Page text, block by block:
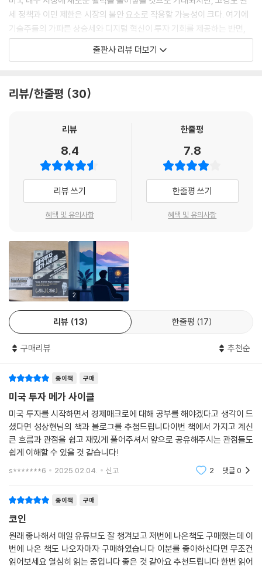
2. 스테이블코인을 믿어도 될까?
3. 스테이블코인의 세 가지 종류
4. 스테이블코인이 각광받는 이유
5. 투기에서 실용으로, 거래량이 폭발하다
6. 미국의 승부수: 스테이블코인의 제도권 편입
8. 월가와 실리콘밸리도 가세하다
11. 스테이블코인을 사면 미국 국채에 투자하는 것?
12. 미국 국채 시장의 새로운 조력자
2장. 디지털 달러의 확산, 금융이 바뀐다
1. 예금의 이동, 은행의 위기인가?
2. 24시간 인터넷 속도로 돈을 보낸다
3. 국경을 넘어 퍼지는 새로운 화폐 습관
5. 누구나 누리는 디지털 달러
6. 해외 노동자의 새로운 송금 수단
7. 기회와 위험이 공존하는 신흥국의 딜레마
8. 국경 없이 실시간으로 주고받는 글로벌 머니
9. 손안의 은행 vs 손안의 달러
10. 결제의 미래: 공존인가 대체인가
11. 스테이블코인에 안전하게 투자하는 법
1. 디지털 달러 패권을 위한 미국의 전략
3. 중앙은행 디지털 화폐 vs 스테이블코인
4. 달러 패권은 무너질 것인가?
5. 누가 미래 화폐의 주도권을 쥘 것인가?
6. 새로운 금융 시장의 탄생
7. 디지털 머니 시대, 누가 수익을 얻는가?
8. 국채부터 부동산까지, 전통 자산의 토큰화
10. 변하지 않는 화폐의 본질
11. 디지털 금, 비트코인의 역할과 한계
12. 스테이블코인의 다섯 가지 가능성
13. 디지털 금융망의 핵심이 된 이더리움
14. 미래 금융의 세 축, 비트코인·스테이블코인·이더리움
세 정책과 이민 제한은 시장의 불안 요소로 작용할 가능성이 크다. 여기에
기술주들의 가파른 상승세와 디지털 혁신이 투자 기회를 제공하는 반면,
자산시장의 거품 우려도 점점 커지고 있다. 이렇게 기회와 위험이 공존하
는 시장에서 투자자들은 어떤 선택을 해야 할까?
와 투자에 대한 명쾌한 인사이트를 제시하여 개인 투자자들의 멘토로 새롭
전략서이다. 저자는 역사적 관점과 다양한 경제 지표를 통해 미국 경제의
업 육성 정책이 투자 시장에 미칠 영향을 전망한다. 이 책을 통해 거시경제
의 흐름을 읽는 통찰력을 키우고, 변동성이 지배하는 시대를 헤쳐 나갈 구
체적인 투자 전략을 수립할 수 있을 것이다.
“미국 증시, 상승의 문인가 조정의 길인가?”
금리-물가-성장의 순환 속 부의 기회를 선점하라!
“미국은 왜 적자 재정을 지속할까?” “금리 인상에도 성장세를 이어가는
이유는?” “장단기 금리 역전은 경기침체의 신호일까?” “6조 5천억 달러
의 MMF 잔고는 어디로 향할까?” 이 책은 투자자라면 반드시 궁금할 핵심
질문들에 대한 명료한 해답을 제시한다. 고금리와 고물가 시대, 미국 정부
는 리쇼어링과 AI 혁명으로 새로운 성장 동력을 창출하고 있다. 여기에 M
속에서 금리-물가-성장의 순환이 어떻게 작동하며 그 속에서 투자 기회를
이 책은 총 7부로 구성되어 있으며, 유동성 함정에 빠진 미국 경제의 실상
(1부)부터 계획경제로의 전환(2부)과 제조업의 귀환(3부)까지 복잡한 경
제 현상을 구체적인 사례를 통해 이해하기 쉽게 제시한다. AI 시대의 패권
전쟁(4부), 인플레이션과 채권 투자 전략(5부), 미국 증시 전망(6부)을
거쳐 글로벌 투자 지형의 재편(7부)까지 이어지는 분석은 서로 유기적으
로 연결되어 전개된다. 복잡한 거시경제 흐름을 투자로 확장시켜 실용적으
“투자자들은 지금 무엇을 어떻게 읽어야 하는가?”
지금 가장 주목받는 거시경제 전문가의 탁월한 통찰을 경험하라!
불확실성을 뛰어넘어 시대를 이기는 법을 알려주는 단 한 권의 책!
미래를 예측하기가 점점 어려워지는 지금, 투자자들은 무엇을 어떻게 읽어
출판사 리뷰 더보기
리뷰/한줄평 30
리뷰
8.4
리뷰 쓰기
혜택 및 유의사항
한줄평
7.8
한줄평 쓰기
혜택 및 유의사항
2
리뷰 13 한줄평 17
구매리뷰 추천순
종이책 구매
미국 투자 메가 사이클
미국 투자를 시작하면서 경제매크로에 대해 공부를 해야겠다고 생각이 드
셨다면 성상현님의 책과 블로그를 추첨드립니다이번 책에서 가지고 계신
큰 흐름과 관점을 쉽고 재밌게 풀어주셔서 앞으로 공유해주시는 관점들도
쉽게 이해할 수 있을 것 같습니다!
s*******6 2025.02.04. 신고 2 댓글0
종이책 구매
코인
원래 좋나해서 매일 유튜브도 잘 챙겨보고 저번에 나온책도 구매했는데 이
번에 나온 책도 나오자마자 구매하였습니다 이분를 좋아하신다면 무조건
읽어보세요 열심히 읽는 중입니다 좋은 것 같아요 추천드립니다 한번 읽어